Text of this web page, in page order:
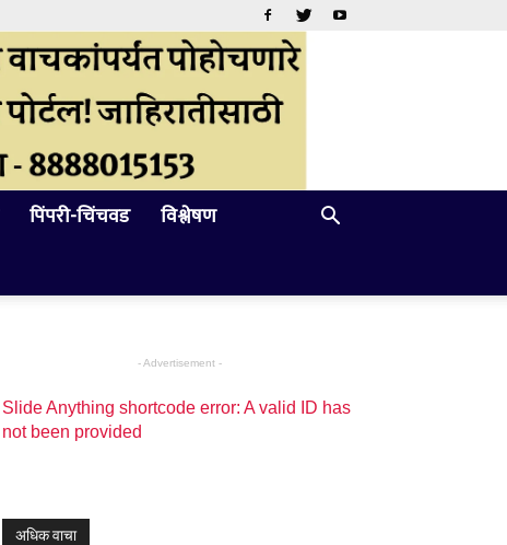
पिंपरी-चिंचवड
विश्लेषण
- Advertisement -
Slide Anything shortcode error: A valid ID has
not been provided
अधिक वाचा